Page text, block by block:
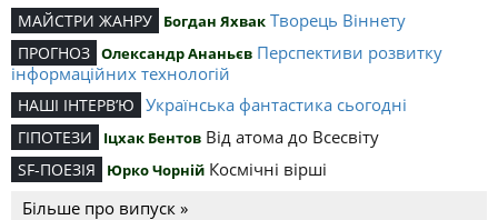
МАЙСТРИ ЖАНРУ Богдан Яхвак Творець Віннету
ПРОГНОЗ Олександр Ананьєв Перспективи розвитку
інформаційних технологій
НАШІ ІНТЕРВ’Ю Українська фантастика сьогодні
ГІПОТЕЗИ Іцхак Бентов Від атома до Всесвіту
SF-ПОЕЗІЯ Юрко Чорній Космічні вірші
Більше про випуск »